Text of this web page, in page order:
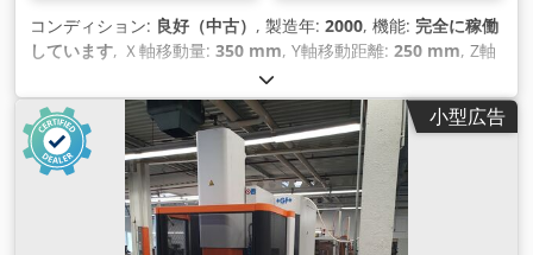
コンディション: 良好（中古） , 製造年: 2000, 機能: 完全に稼働
しています, Ｘ軸移動量: 350 mm, Y軸移動距離: 250 mm, Z軸
, ワーク重量（最大）:
ム）,
小型広告